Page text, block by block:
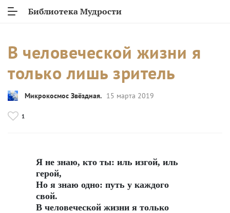
Библиотека Мудрости
В человеческой жизни я
только лишь зритель
Микрокосмос Звёздная. 15 марта 2019
1
Я не знаю, кто ты: иль изгой, иль
герой,
Но я знаю одно: путь у каждого
свой.
В человеческой жизни я только